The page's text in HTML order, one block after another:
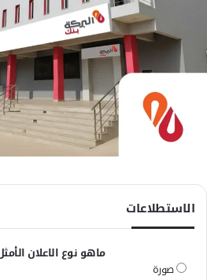
الاستطلاعات
ماهو نوع الاعلان
صورة